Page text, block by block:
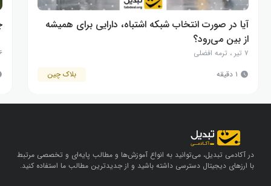
آیا در صورت انتخاب شبکه اشتباه، دارایی برای همیشه
از بین می‌رود؟‌
۷ تیر ، ترمه افضلی
۱ دقیقه
بلاک چین
۶
در آکادمی تبدیل، می‌توانید به انواع آموزش‌ها و مطالب پایه‌ای و تخصصی مرتبط
با ارزهای دیجیتال دسترسی داشته باشید و از جدیدترین مطالب ما استفاده کنید.